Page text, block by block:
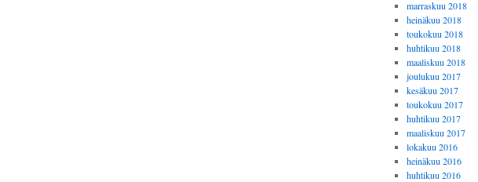
marraskuu 2018
heinäkuu 2018
toukokuu 2018
huhtikuu 2018
maaliskuu 2018
joulukuu 2017
kesäkuu 2017
toukokuu 2017
huhtikuu 2017
maaliskuu 2017
lokakuu 2016
heinäkuu 2016
huhtikuu 2016